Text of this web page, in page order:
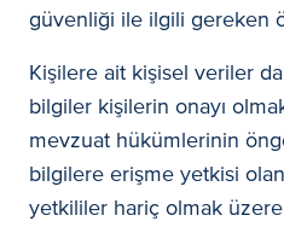
güvenliği ile ilgili gereken
Kişilere ait kişisel veriler
bilgiler kişilerin onayı
mevzuat hükümlerinin
bilgilere erişme yetkisi
yetkililer hariç olmak